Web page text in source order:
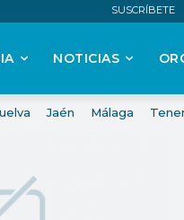
SUSCRÍBETE
NOTICIAS
Jaén Málaga